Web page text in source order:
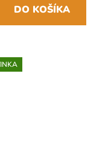
DO KOŠÍKA